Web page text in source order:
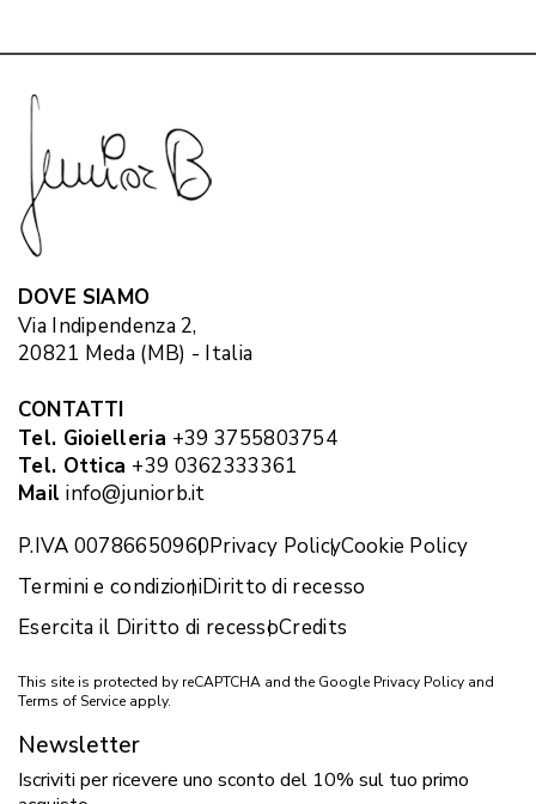
DOVE SIAMO
Via Indipendenza 2,
20821 Meda (MB) - Italia
CONTATTI
Tel. Gioielleria +39 3755803754
Tel. Ottica +39 0362333361
Mail info@juniorb.it
P.IVA 00786650960Privacy PolicyCookie Policy
Termini e condizioniDiritto di recesso
Esercita il Diritto di recessoCredits
This site is protected by reCAPTCHA and the Google Privacy Policy and
Terms of Service apply.
Newsletter
Iscriviti per ricevere uno sconto del 10% sul tuo primo